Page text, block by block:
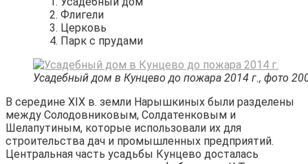
Флигели
Церковь
Парк с прудами
Усадебный дом в Кунцево до пожара 2014 г., фото
В середине XIX в. земли Нарышкиных были разделены
между Солодовниковым, Солдатенковым и
Шелапутиным, которые использовали их для
строительства дач и промышленных предприятий.
Центральная часть усадьбы Кунцево досталась